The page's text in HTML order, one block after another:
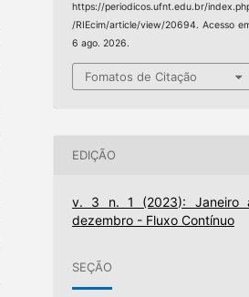
https://periodicos.ufnt.edu.br/
/RIEcim/article/view/20694. Acesso
6 ago. 2026.
Fomatos de Citação
EDIÇÃO
v. 3 n. 1 (2023): Janeiro
dezembro - Fluxo Contínuo
SEÇÃO